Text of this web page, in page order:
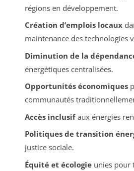
régions en développement.
Création d’emplois locaux
maintenance des technologies
Diminution de la
énergétiques centralisées.
Opportunités économiques
communautés
Accès inclusifaux énergies
Politiques de transition
justice sociale.
Équité et écologieunies pour